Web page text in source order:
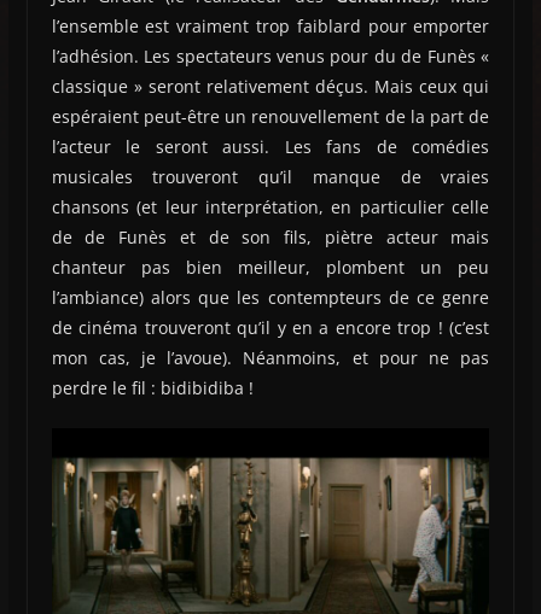
l’ensemble est vraiment trop faiblard pour emporter
l’adhésion. Les spectateurs venus pour du de Funès «
classique » seront relativement déçus. Mais ceux qui
espéraient peut-être un renouvellement de la part de
l’acteur le seront aussi. Les fans de comédies
musicales trouveront qu’il manque de vraies
chansons (et leur interprétation, en particulier celle
de de Funès et de son fils, piètre acteur mais
chanteur pas bien meilleur, plombent un peu
l’ambiance) alors que les contempteurs de ce genre
de cinéma trouveront qu’il y en a encore trop ! (c’est
mon cas, je l’avoue). Néanmoins, et pour ne pas
perdre le fil : bidibidiba !